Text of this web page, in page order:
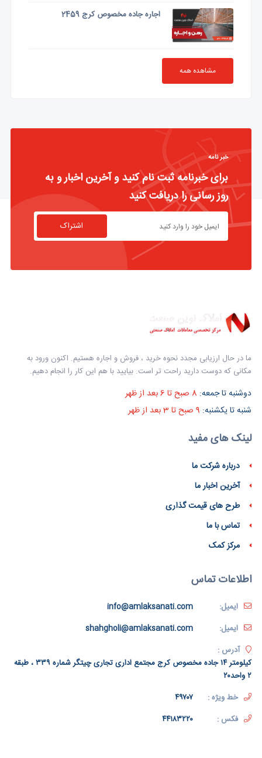
اجاره جاده مخصوص کرج 2459
مشاهده همه
خبر نامه
برای خبرنامه ثبت نام کنید و آخرین اخبار و به
روز رسانی را دریافت کنید
اشتراک
ما در حال ارزیابی مجدد نحوه خرید ، فروش و اجاره هستیم. اکنون ورود به
مکانی که دوست دارید راحت تر است. بیایید با هم این کار را انجام دهیم.
دوشنبه تا جمعه:
شنبه تا یکشنبه:
لینک های مفید
درباره شرکت ما
آخرین اخبار ما
طرح های قیمت گذاری
تماس با ما
مرکز کمک
اطلاعات تماس
ایمیل:
info@amlaksanati.com
ایمیل:
shahgholi@amlaksanati.com
آدرس :
کیلومتر ۱۴ جاده مخصوص کرج مجتمع اداری تجاری چیتگر شماره ۳۳۹ ، طبقه
۲ واحد۲۰
خط ویژه :
۴۹۷۰۷
فکس :
۴۴۱۸۳۲۲۰